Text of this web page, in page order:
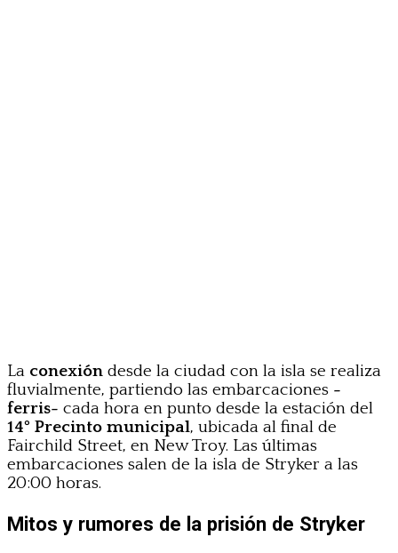
La conexión desde la ciudad con la isla se realiza
fluvialmente, partiendo las embarcaciones -
ferris- cada hora en punto desde la estación del
14º Precinto municipal, ubicada al final de
Fairchild Street, en New Troy. Las últimas
embarcaciones salen de la isla de Stryker a las
20:00 horas.
Mitos y rumores de la prisión de Stryker